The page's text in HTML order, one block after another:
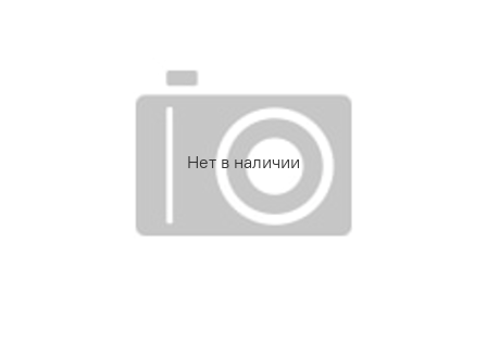
Нет в наличии